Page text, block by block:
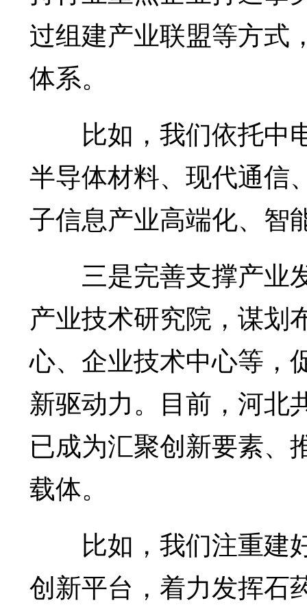
过组建产业联盟等方式
体系。
比如，我们依托中
半导体材料、现代通信
子信息产业高端化、智
三是完善支撑产业
产业技术研究院，谋划
心、企业技术中心等，
新驱动力。目前，河北
已成为汇聚创新要素、
载体。
比如，我们注重建
创新平台，着力发挥石